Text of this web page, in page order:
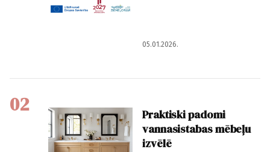
05.01.2026.
02
Praktiski padomi
vannasistabas mēbeļu
izvēlē